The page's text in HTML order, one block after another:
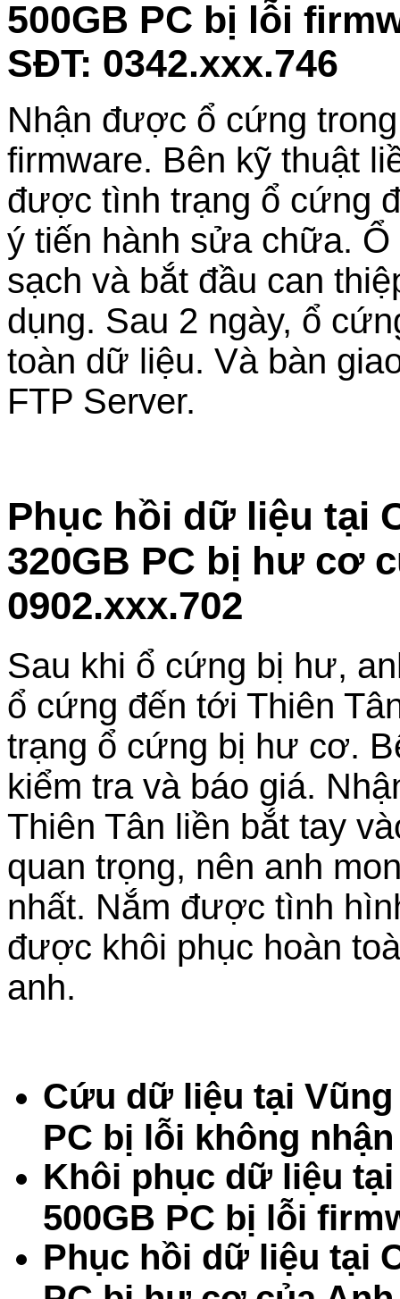
500GB PC bị lỗi
SĐT: 0342.xxx.746
Nhận được ổ cứng
firmware. Bên kỹ thuật
được tình trạng ổ cứng
ý tiến hành sửa chữa.
sạch và bắt đầu can
dụng. Sau 2 ngày, ổ
toàn dữ liệu. Và bàn
FTP Server.
Phục hồi dữ liệu tại
320GB PC bị hư cơ
0902.xxx.702
Sau khi ổ cứng bị hư,
ổ cứng đến tới Thiên
trạng ổ cứng bị hư cơ.
kiểm tra và báo giá.
Thiên Tân liền bắt tay
quan trọng, nên anh
nhất. Nắm được tình
được khôi phục hoàn
anh.
Cứu dữ liệu tại
PC bị lỗi không
Khôi phục dữ liệu
500GB PC bị lỗi
Phục hồi dữ liệu tại